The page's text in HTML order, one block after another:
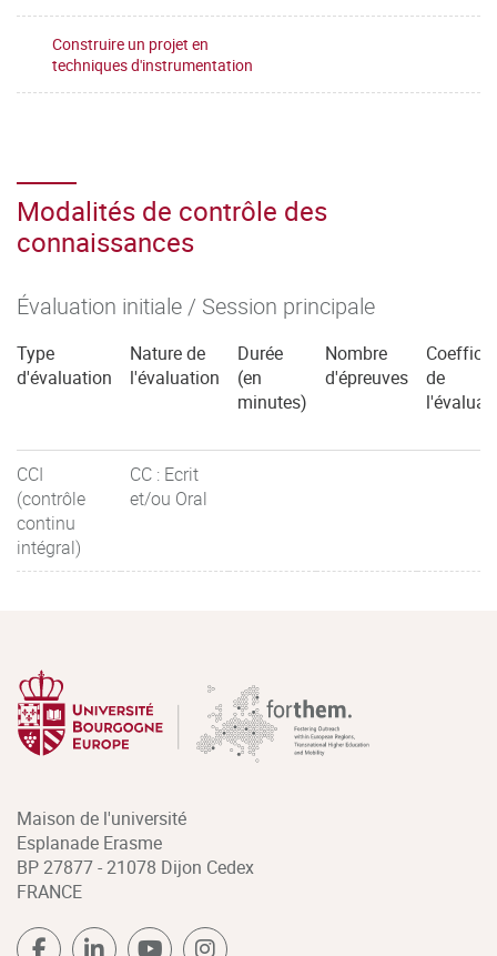
Construire un projet en
techniques d'instrumentation
Modalités de contrôle des
connaissances
Évaluation initiale / Session principale
Type
d'évaluation
Nature de
l'évaluation
Durée
(en
minutes)
Nombre
d'épreuves
de
CCI
(contrôle
continu
intégral)
CC : Ecrit
et/ou Oral
Maison de l'université
Esplanade Erasme
BP 27877 - 21078 Dijon Cedex
FRANCE